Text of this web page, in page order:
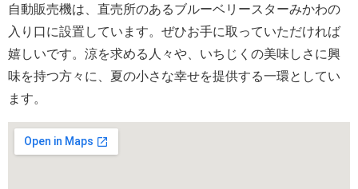
自動販売機は、直売所のあるブルーベリースターみかわの
入り口に設置しています。ぜひお手に取っていただければ
嬉しいです。涼を求める人々や、いちじくの美味しさに興
味を持つ方々に、夏の小さな幸せを提供する一環としてい
ます。